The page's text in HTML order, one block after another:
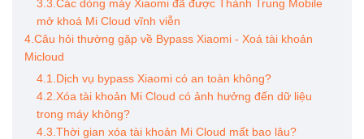
3.3.Các dòng máy Xiaomi đã được Thành Trung Mobile
mở khoá Mi Cloud vĩnh viễn
4.Câu hỏi thường gặp về Bypass Xiaomi - Xoá tài khoản
Micloud
4.1.Dịch vụ bypass Xiaomi có an toàn không?
4.2.Xóa tài khoản Mi Cloud có ảnh hưởng đến dữ liệu
trong máy không?
4.3.Thời gian xóa tài khoản Mi Cloud mất bao lâu?